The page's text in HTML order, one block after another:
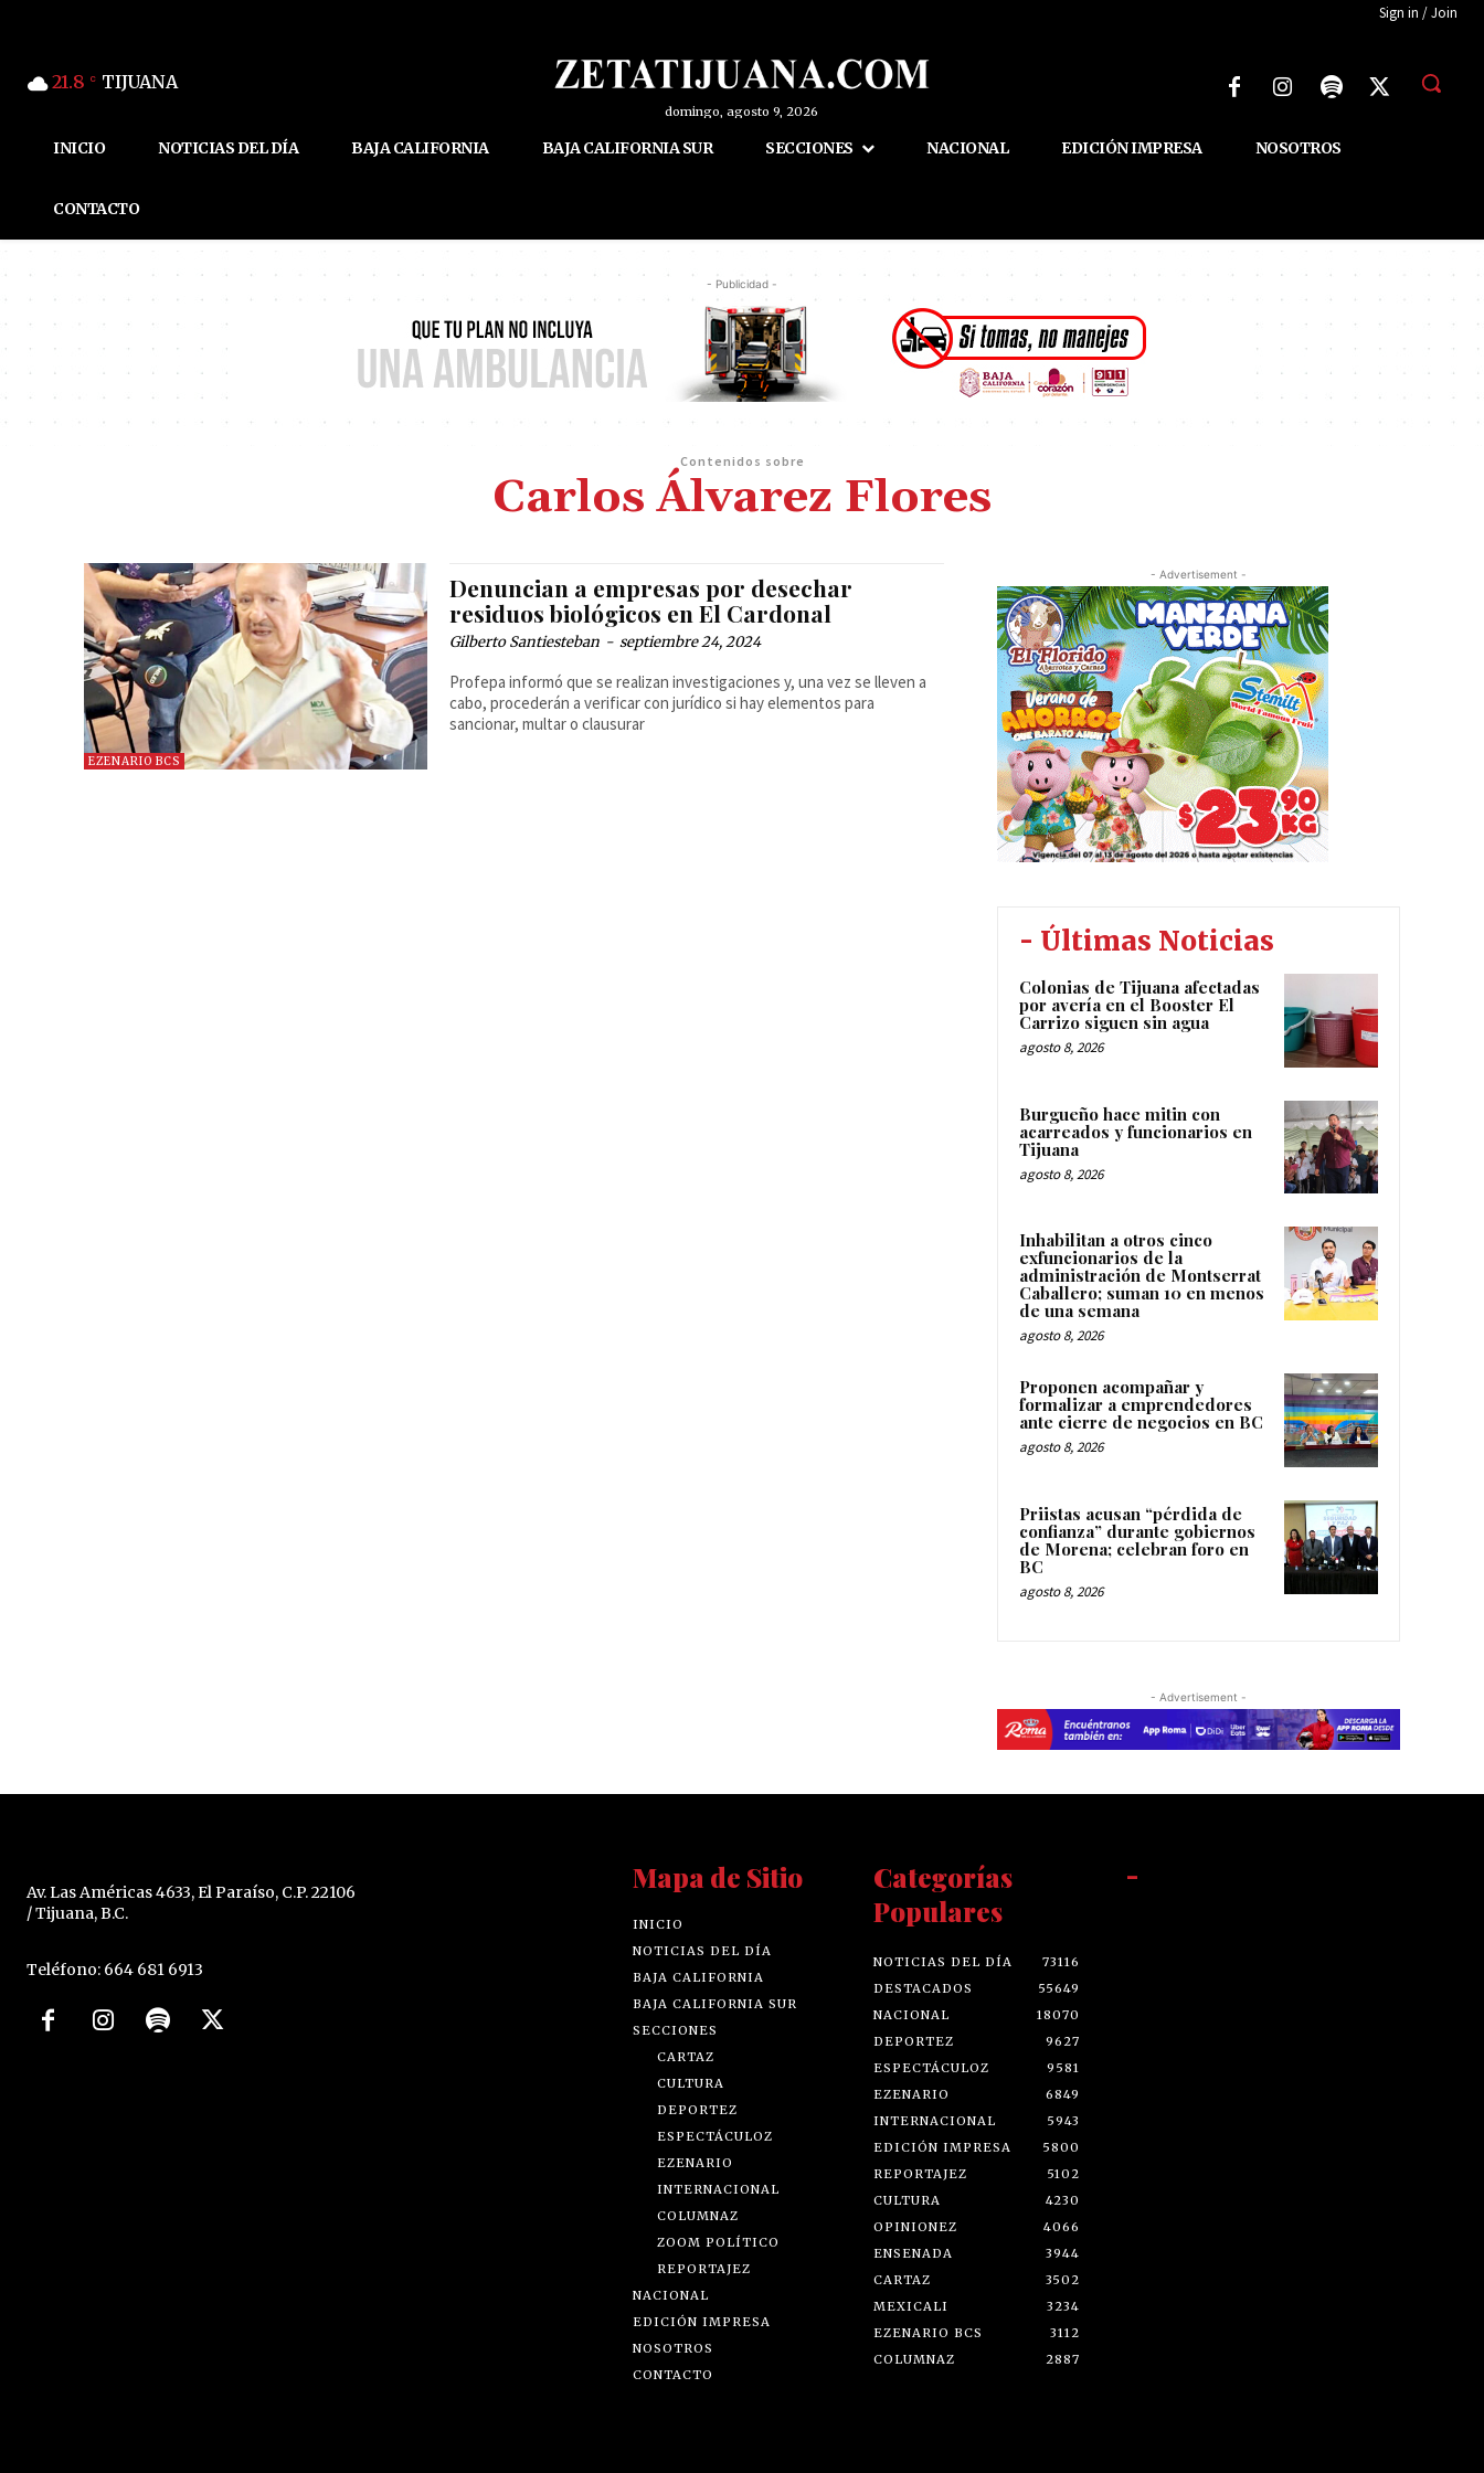
Sign in / Join
21.8 C TIJUANA
domingo, agosto 9, 2026
INICIO NOTICIAS DEL DÍA BAJA CALIFORNIA BAJA CALIFORNIA SUR SECCIONES NACIONAL EDICIÓN IMPRESA NOSOTROS
CONTACTO
- Publicidad -
Contenidos sobre
Carlos Álvarez Flores
EZENARIO BCS
Denuncian a empresas por desechar
residuos biológicos en El Cardonal
Gilberto Santiesteban - septiembre 24, 2024
Profepa informó que se realizan investigaciones y, una vez se lleven a
cabo, procederán a verificar con jurídico si hay elementos para
sancionar, multar o clausurar
- Advertisement -
- Últimas Noticias
Colonias de Tijuana afectadas
por avería en el Booster El
Carrizo siguen sin agua
agosto 8, 2026
Burgueño hace mitin con
acarreados y funcionarios en
Tijuana
agosto 8, 2026
Inhabilitan a otros cinco
exfuncionarios de la
administración de Montserrat
Caballero; suman 10 en menos
de una semana
agosto 8, 2026
Proponen acompañar y
formalizar a emprendedores
ante cierre de negocios en BC
agosto 8, 2026
Priistas acusan “pérdida de
confianza” durante gobiernos
de Morena; celebran foro en
BC
agosto 8, 2026
- Advertisement -
Av. Las Américas 4633, El Paraíso, C.P. 22106
/ Tijuana, B.C.
Teléfono: 664 681 6913
Mapa de Sitio
INICIO
NOTICIAS DEL DÍA
BAJA CALIFORNIA
BAJA CALIFORNIA SUR
SECCIONES
CARTAZ
CULTURA
DEPORTEZ
ESPECTÁCULOZ
EZENARIO
INTERNACIONAL
COLUMNAZ
ZOOM POLÍTICO
REPORTAJEZ
NACIONAL
EDICIÓN IMPRESA
NOSOTROS
CONTACTO
Categorías
Populares
NOTICIAS DEL DÍA
73116
DESTACADOS
55649
NACIONAL
18070
DEPORTEZ
9627
ESPECTÁCULOZ
9581
EZENARIO
6849
INTERNACIONAL
5943
EDICIÓN IMPRESA
5800
REPORTAJEZ
5102
CULTURA
4230
OPINIONEZ
4066
ENSENADA
3944
CARTAZ
3502
MEXICALI
3234
EZENARIO BCS
3112
COLUMNAZ
2887
-